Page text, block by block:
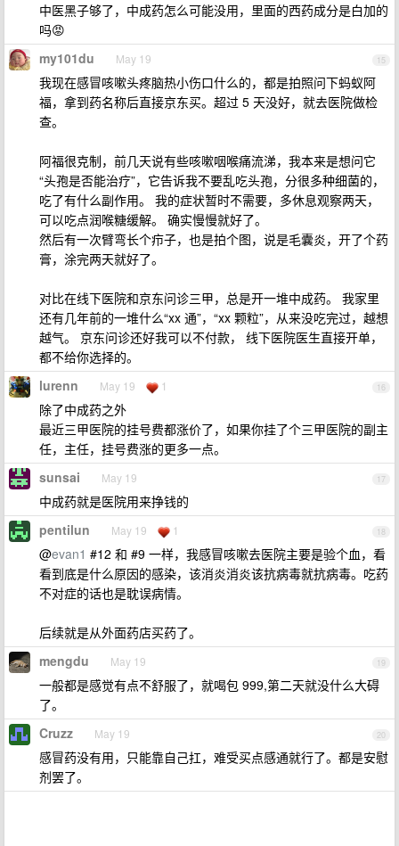
中医黑子够了，中成药怎么可能没用，里面的西药成分是白加的
吗😡
15
my101du May 19
我现在感冒咳嗽头疼脑热小伤口什么的，都是拍照问下蚂蚁阿
福，拿到药名称后直接京东买。超过 5 天没好，就去医院做检
查。
阿福很克制，前几天说有些咳嗽咽喉痛流涕，我本来是想问它
“头孢是否能治疗”，它告诉我不要乱吃头孢，分很多种细菌的，
吃了有什么副作用。 我的症状暂时不需要，多休息观察两天，
可以吃点润喉糖缓解。 确实慢慢就好了。
然后有一次臂弯长个疖子，也是拍个图，说是毛囊炎，开了个药
膏，涂完两天就好了。
对比在线下医院和京东问诊三甲，总是开一堆中成药。 我家里
还有几年前的一堆什么“xx 通”，“xx 颗粒”，从来没吃完过，越想
越气。 京东问诊还好我可以不付款， 线下医院医生直接开单，
都不给你选择的。
16
lurenn May 19 1
除了中成药之外
最近三甲医院的挂号费都涨价了，如果你挂了个三甲医院的副主
任，主任，挂号费涨的更多一点。
17
sunsai May 19
中成药就是医院用来挣钱的
18
pentilun May 19 1
@evan1 #12 和 #9 一样，我感冒咳嗽去医院主要是验个血，看
看到底是什么原因的感染，该消炎消炎该抗病毒就抗病毒。吃药
不对症的话也是耽误病情。
后续就是从外面药店买药了。
19
mengdu May 19
一般都是感觉有点不舒服了，就喝包 999,第二天就没什么大碍
了。
20
Cruzz May 19
感冒药没有用，只能靠自己扛，难受买点感通就行了。都是安慰
剂罢了。